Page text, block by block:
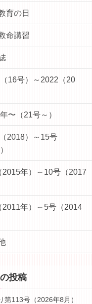
育の日
命講習
16号）～2022（20
〜（21号～）
2018）～15号
年）～10号（2017
年）～5号（2014
投稿
第113号（2026年8月）